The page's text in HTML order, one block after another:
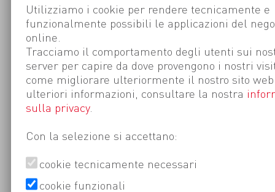
Utilizziamo i cookie per rendere tecnicamente e
funzionalmente possibili le applicazioni del
online.
Tracciamo il comportamento degli utenti sui
server per capire da dove provengono i nostri
come migliorare ulteriormente il nostro sito
ulteriori informazioni, consultare la nostra
sulla privacy.
Con la selezione si accettano:
cookie tecnicamente necessari
cookie funzionali